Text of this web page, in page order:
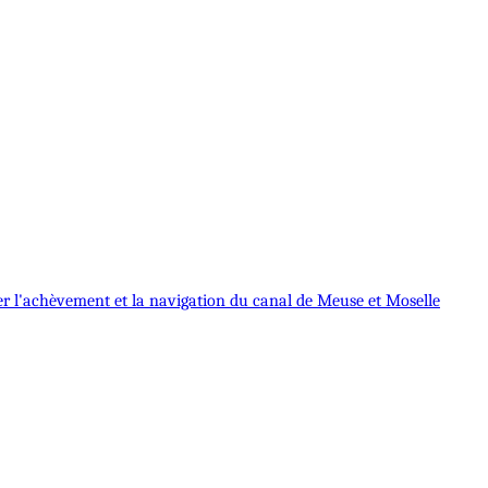
l'achèvement et la navigation du canal de Meuse et Moselle